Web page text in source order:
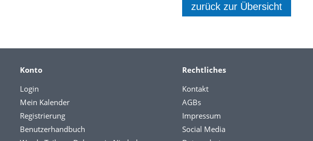
zurück zur Übersicht
Konto
Login
Mein Kalender
Registrierung
Benutzerhandbuch
Rechtliches
Kontakt
AGBs
Impressum
Social Media